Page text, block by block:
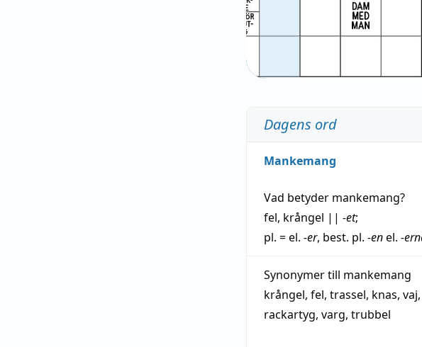
Dagens ord
Mankemang
Vad betyder mankemang?
fel, krångel || -et;
pl. = el. -er, best. pl. -enel. -
Synonymer till mankemang
krångel, fel, trassel, knas, vaj,
rackartyg, varg, trubbel